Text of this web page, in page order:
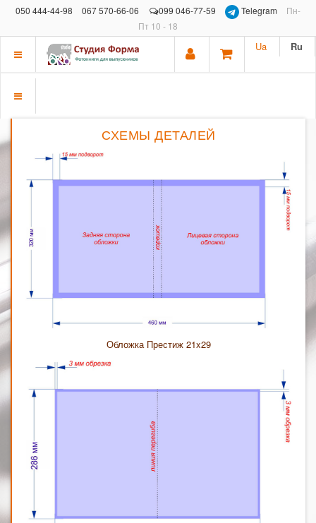
050 444-44-98 067 570-66-06 099 046-77-59 Telegram
Пн-
Пт 10 - 18
Показать
Ua Ru
Показать
СХЕМЫ ДЕТАЛЕЙ
Обложка Престиж 21x29